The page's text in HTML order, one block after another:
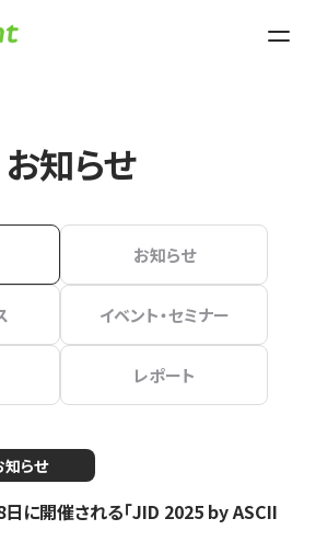
お知らせ
お知らせ
イベント・セミナー
レポート
知らせ
日に開催される「JID 2025 by ASCII